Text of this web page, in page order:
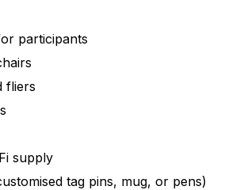
participants
fliers
supply
tag pins, mug, or pens)